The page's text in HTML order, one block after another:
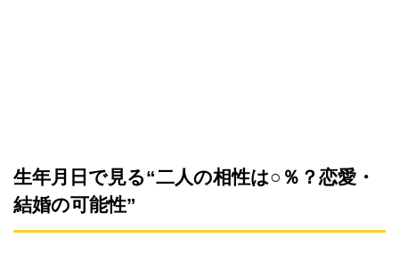
生年月日で見る“二人の相性は○％？恋愛・
結婚の可能性”